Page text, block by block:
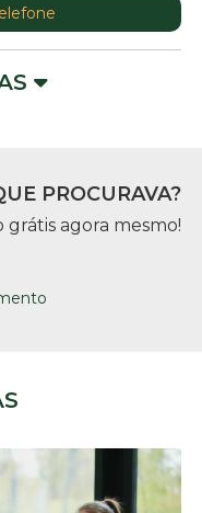
PROCURAVA?
agora mesmo!